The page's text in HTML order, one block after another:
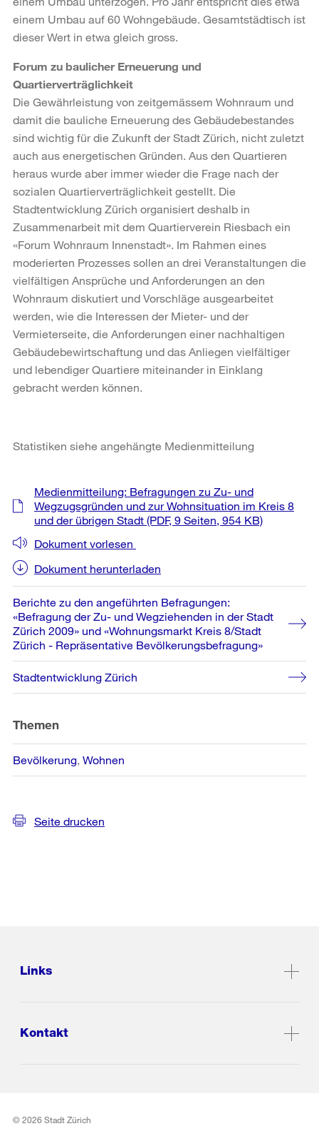
einem Umbau auf 60 Wohngebäude. Gesamtstädtisch ist
dieser Wert in etwa gleich gross.
Forum zu baulicher Erneuerung und
Quartierverträglichkeit
Die Gewährleistung von zeitgemässem Wohnraum und
damit die bauliche Erneuerung des Gebäudebestandes
sind wichtig für die Zukunft der Stadt Zürich, nicht zuletzt
auch aus energetischen Gründen. Aus den Quartieren
heraus wurde aber immer wieder die Frage nach der
sozialen Quartierverträglichkeit gestellt. Die
Stadtentwicklung Zürich organisiert deshalb in
Zusammenarbeit mit dem Quartierverein Riesbach ein
«Forum Wohnraum Innenstadt». Im Rahmen eines
moderierten Prozesses sollen an drei Veranstaltungen die
vielfältigen Ansprüche und Anforderungen an den
Wohnraum diskutiert und Vorschläge ausgearbeitet
werden, wie die Interessen der Mieter- und der
Vermieterseite, die Anforderungen einer nachhaltigen
Gebäudebewirtschaftung und das Anliegen vielfältiger
und lebendiger Quartiere miteinander in Einklang
gebracht werden können.
Statistiken siehe angehängte Medienmitteilung
Weitere
Informationen
Medienmitteilung: Befragungen zu Zu- und
Wegzugsgründen und zur Wohnsituation im Kreis 8
und der übrigen Stadt (PDF, 9 Seiten, 954 KB)
Dokument vorlesen
Dokument herunterladen
Berichte zu den angeführten Befragungen:
«Befragung der Zu- und Wegziehenden in der Stadt
Zürich 2009» und «Wohnungsmarkt Kreis 8/Stadt
Zürich - Repräsentative Bevölkerungsbefragung»
Stadtentwicklung Zürich
Themen
Bevölkerung Wohnen
Seite drucken
Links
Kontakt
© 2026 Stadt Zürich